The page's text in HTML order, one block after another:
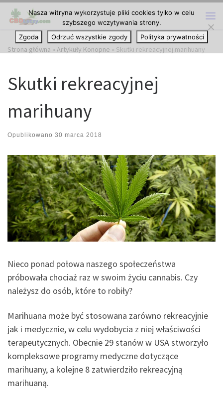
Przejdź do treści
Strona główna » Artykuły Konopne » Skutki rekreacyjnej marihuany
Skutki rekreacyjnej
marihuany
Opublikowano 30 marca 2018
Nieco ponad połowa naszego społeczeństwa
próbowała chociaż raz w swoim życiu cannabis. Czy
należysz do osób, które to robiły?
Marihuana może być stosowana zarówno rekreacyjnie
jak i medycznie, w celu wydobycia z niej właściwości
terapeutycznych. Obecnie 29 stanów w USA stworzyło
kompleksowe programy medyczne dotyczące
marihuany, a kolejne 8 zatwierdziło rekreacyjną
marihuaną.
Nasza witryna wykorzystuje pliki cookies tylko w celu
szybszego wczytywania strony.
Zgoda
Odrzuć wszystkie zgody Polityka prywatności